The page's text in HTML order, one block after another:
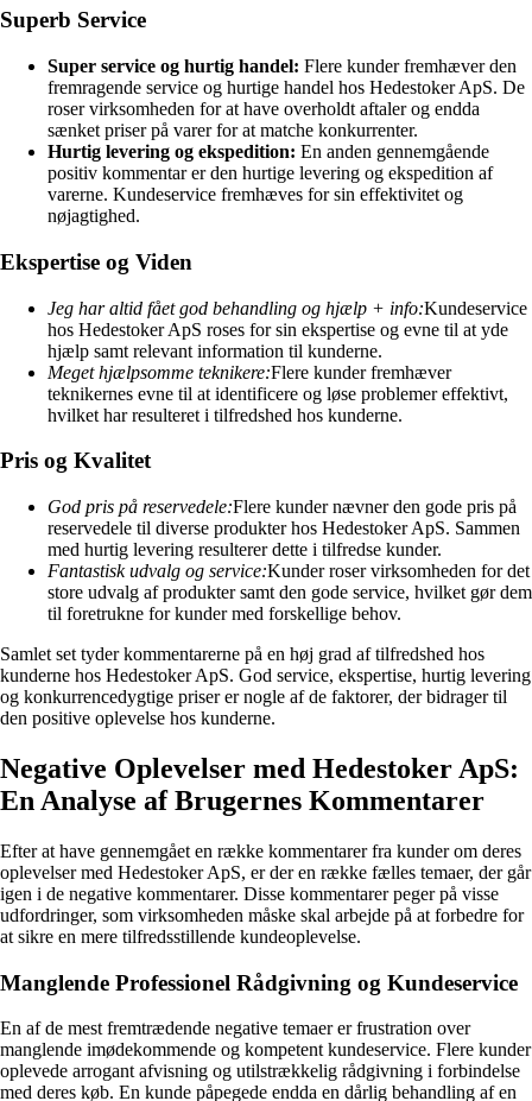
Superb Service
Super service og hurtig handel: Flere kunder fremhæver den
fremragende service og hurtige handel hos Hedestoker ApS. De
roser virksomheden for at have overholdt aftaler og endda
sænket priser på varer for at matche konkurrenter.
Hurtig levering og ekspedition: En anden gennemgående
positiv kommentar er den hurtige levering og ekspedition af
varerne. Kundeservice fremhæves for sin effektivitet og
nøjagtighed.
Ekspertise og Viden
Jeg har altid fået god behandling og hjælp + info:Kundeservice
hos Hedestoker ApS roses for sin ekspertise og evne til at yde
hjælp samt relevant information til kunderne.
Meget hjælpsomme teknikere:Flere kunder fremhæver
teknikernes evne til at identificere og løse problemer effektivt,
hvilket har resulteret i tilfredshed hos kunderne.
Pris og Kvalitet
God pris på reservedele:Flere kunder nævner den gode pris på
reservedele til diverse produkter hos Hedestoker ApS. Sammen
med hurtig levering resulterer dette i tilfredse kunder.
Fantastisk udvalg og service:Kunder roser virksomheden for det
store udvalg af produkter samt den gode service, hvilket gør dem
til foretrukne for kunder med forskellige behov.
Samlet set tyder kommentarerne på en høj grad af tilfredshed hos
kunderne hos Hedestoker ApS. God service, ekspertise, hurtig levering
og konkurrencedygtige priser er nogle af de faktorer, der bidrager til
den positive oplevelse hos kunderne.
Negative Oplevelser med Hedestoker ApS:
En Analyse af Brugernes Kommentarer
Efter at have gennemgået en række kommentarer fra kunder om deres
oplevelser med Hedestoker ApS, er der en række fælles temaer, der går
igen i de negative kommentarer. Disse kommentarer peger på visse
udfordringer, som virksomheden måske skal arbejde på at forbedre for
at sikre en mere tilfredsstillende kundeoplevelse.
Manglende Professionel Rådgivning og Kundeservice
En af de mest fremtrædende negative temaer er frustration over
manglende imødekommende og kompetent kundeservice. Flere kunder
oplevede arrogant afvisning og utilstrækkelig rådgivning i forbindelse
med deres køb. En kunde påpegede endda en dårlig behandling af en